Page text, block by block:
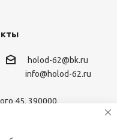
holod-62@bk.ru
info@holod-62.ru
45, 390000